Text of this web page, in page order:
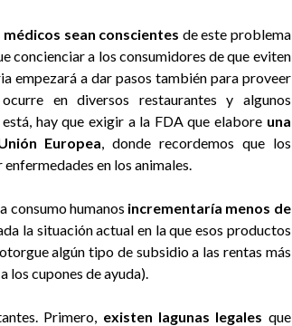
médicos sean conscientes de este problema
concienciar a los consumidores de que eviten
empezará a dar pasos también para proveer
en diversos restaurantes y algunos
hay que exigir a la FDA que elabore una
Europea, donde recordemos que los
en los animales.
consumo humanos incrementaría menos de
la situación actual en la que esos productos
algún tipo de subsidio a las rentas más
los cupones de ayuda).
Primero, existen lagunas legales que